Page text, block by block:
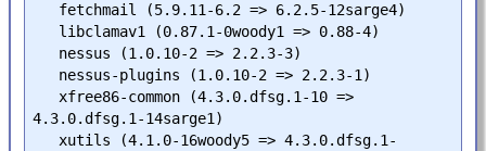
4.3.0.dfsg.1-14sarge1)